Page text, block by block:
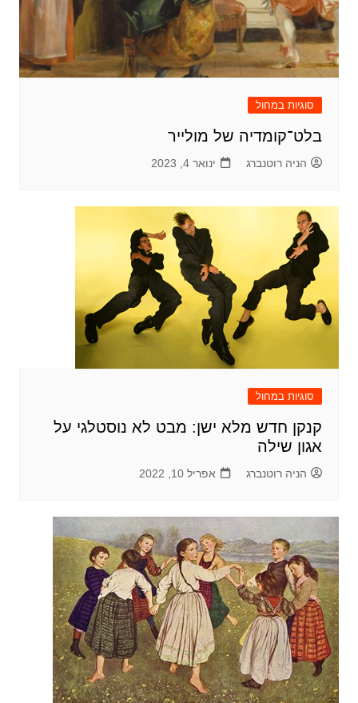
סוגיות במחול
בלט־קומדיה של מולייר
הניה רוטנברג ינואר 4, 2023
סוגיות במחול
קנקן חדש מלא ישן: מבט לא נוסטלגי על
אגון שילה
הניה רוטנברג אפריל 10, 2022